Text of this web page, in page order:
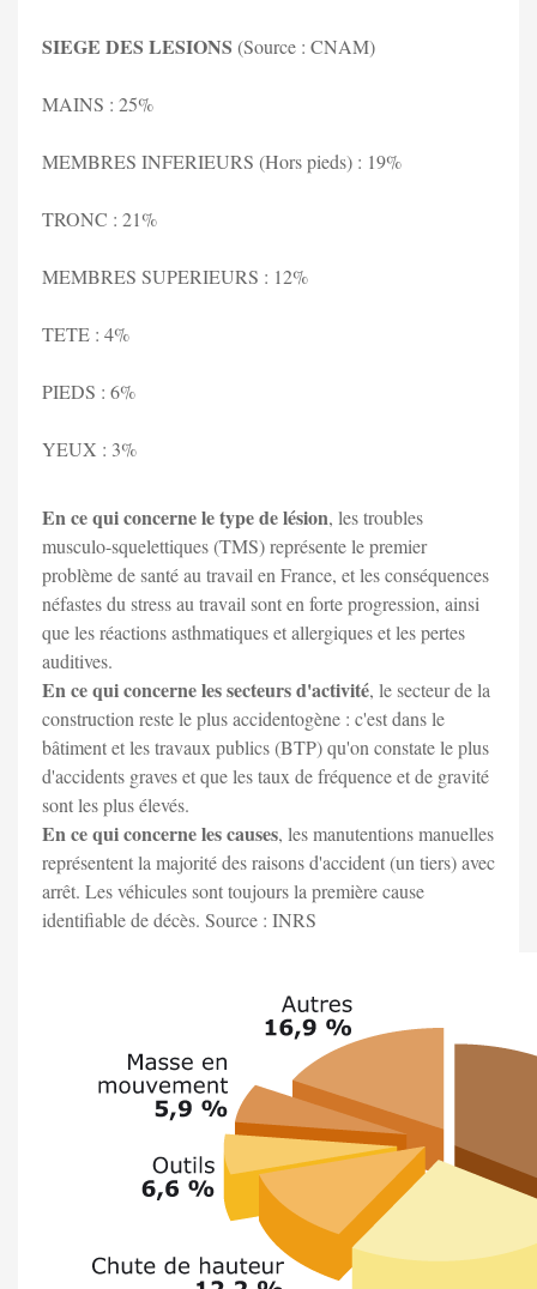
SIEGE DES LESIONS (Source : CNAM)
MAINS : 25%
MEMBRES INFERIEURS (Hors pieds) : 19%
TRONC : 21%
MEMBRES SUPERIEURS : 12%
TETE : 4%
PIEDS : 6%
YEUX : 3%
En ce qui concerne le type de lésion, les troubles
musculo-squelettiques (TMS) représente le premier
problème de santé au travail en France, et les conséquences
néfastes du stress au travail sont en forte progression, ainsi
que les réactions asthmatiques et allergiques et les pertes
auditives.
En ce qui concerne les secteurs d'activité, le secteur de la
construction reste le plus accidentogène : c'est dans le
bâtiment et les travaux publics (BTP) qu'on constate le plus
d'accidents graves et que les taux de fréquence et de gravité
sont les plus élevés.
En ce qui concerne les causes, les manutentions manuelles
représentent la majorité des raisons d'accident (un tiers) avec
arrêt. Les véhicules sont toujours la première cause
identifiable de décès. Source : INRS